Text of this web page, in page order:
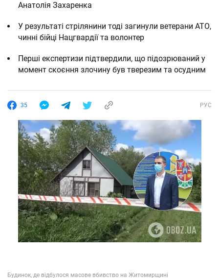
Анатолія Захаренка
У результаті стрілянини тоді загинули ветерани АТО,
чинні бійці Нацгвардії та волонтер
Перші експертизи підтвердили, що підозрюваний у
момент скоєння злочину був тверезим та осудним
35 РУС